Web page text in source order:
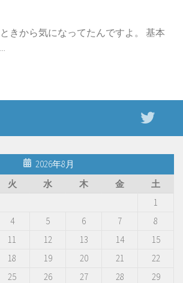
きから気になってたんですよ。 基本
2026年8月
火 水 木 金
土
1
4 5 6 7
8
11 12 13 14
15
18 19 20 21
22
25 26 27 28
29